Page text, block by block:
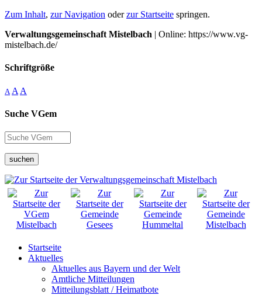
Zum Inhalt, zur Navigation oderzur Startseite springen.
Verwaltungsgemeinschaft Mistelbach | Online: https://www.vg-
mistelbach.de/
Schriftgröße
A A A
Suche VGem
suchen
Startseite
Aktuelles
Aktuelles aus Bayern und der Welt
Amtliche Mitteilungen
Mitteilungsblatt / Heimatbote